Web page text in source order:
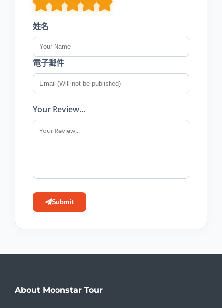
姓名
電子郵件
Your Review...
Submit
About Moonstar Tour